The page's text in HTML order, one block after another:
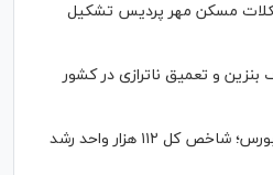
مسکن مهر پردیس تشکیل
و تعمیق ناترازی در کشور
سبزپوشی گسترده بازار بورس؛ شاخص کل ۱۱۲ هزار واحد رشد